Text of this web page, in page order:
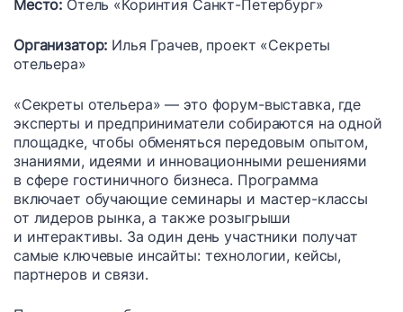
Место: Отель «Коринтия Санкт-Петербург»
Организатор: Илья Грачев, проект «Секреты
отельера»
«Секреты отельера» — это форум-выставка, где
эксперты и предприниматели собираются на одной
площадке, чтобы обменяться передовым опытом,
знаниями, идеями и инновационными решениями
в сфере гостиничного бизнеса. Программа
включает обучающие семинары и мастер-классы
от лидеров рынка, а также розыгрыши
и интерактивы. За один день участники получат
самые ключевые инсайты: технологии, кейсы,
партнеров и связи.